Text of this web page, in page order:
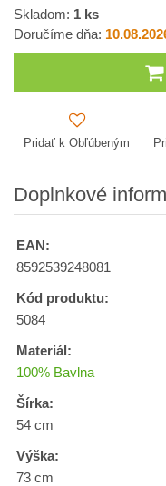
Skladom: 1 ks
Doručíme dňa:
Pridať k Obľúbeným
Doplnkové
EAN:
8592539248081
Kód produktu:
5084
Materiál:
100% Bavlna
Šírka:
54 cm
Výška:
73 cm